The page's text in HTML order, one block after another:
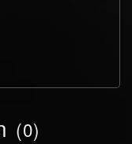
(0)